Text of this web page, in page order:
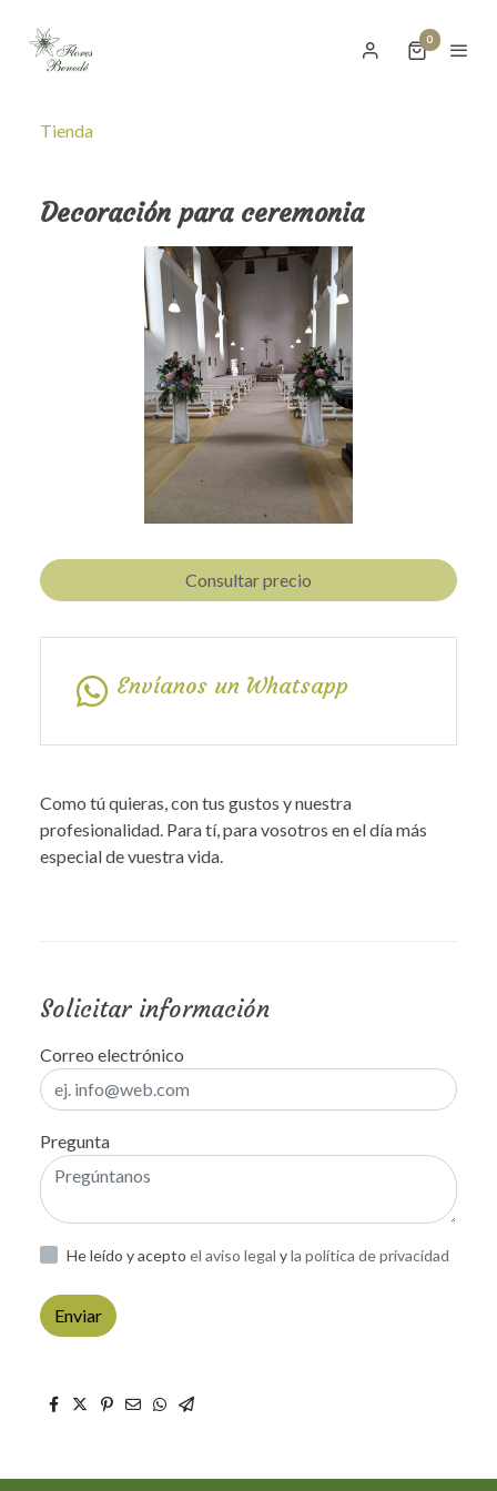
0
Tienda
Decoración para ceremonia
Consultar precio
Envíanos un Whatsapp
Como tú quieras, con tus gustos y nuestra
profesionalidad. Para tí, para vosotros en el día más
especial de vuestra vida.
Solicitar información
Correo electrónico
Pregunta
He leído y acepto el aviso legal yla política de privacidad
Enviar